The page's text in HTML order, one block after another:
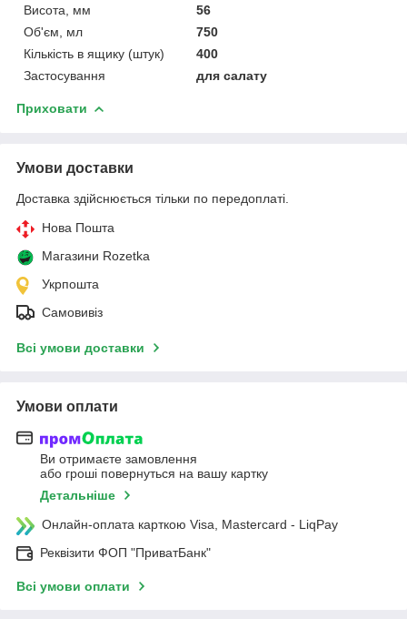
Висота, мм
56
Об'єм, мл
750
Кількість в ящику (штук)
400
Застосування
для салату
Приховати
Умови доставки
Доставка здійснюється тільки по передоплаті.
Нова Пошта
Магазини Rozetka
Укрпошта
Самовивіз
Всі умови доставки
Умови оплати
Ви отримаєте замовлення
або гроші повернуться на вашу картку
Детальніше
Онлайн-оплата карткою Visa, Mastercard - LiqPay
Реквізити ФОП "ПриватБанк"
Всі умови оплати